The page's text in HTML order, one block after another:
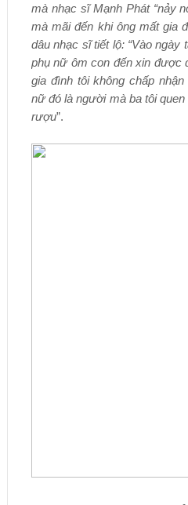
mà nhạc sĩ Mạnh Phát “nảy
mà mãi đến khi ông mất gia
dâu nhạc sĩ tiết lộ: “Vào
phụ nữ ôm con đến xin được
gia đình tôi không chấp
nữ đó là người mà ba tôi
rượu”.